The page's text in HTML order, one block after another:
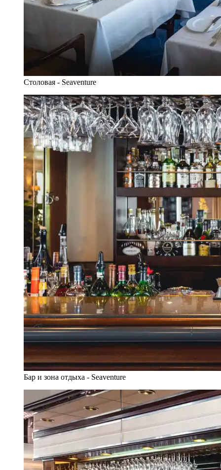
Столовая - Seaventure
Бар и зона отдыха - Seaventure